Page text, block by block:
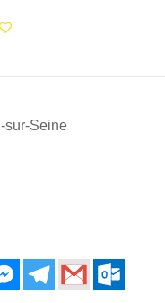
sur-Seine